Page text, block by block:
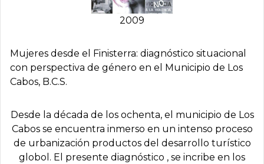
2009
Mujeres desde el Finisterra: diagnóstico situacional
con perspectiva de género en el Municipio de Los
Cabos, B.C.S.
Desde la década de los ochenta, el municipio de Los
Cabos se encuentra inmerso en un intenso proceso
de urbanización productos del desarrollo turístico
globol. El presente diagnóstico , se incribe en los